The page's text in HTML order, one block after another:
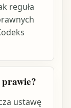
reguła
ustawę